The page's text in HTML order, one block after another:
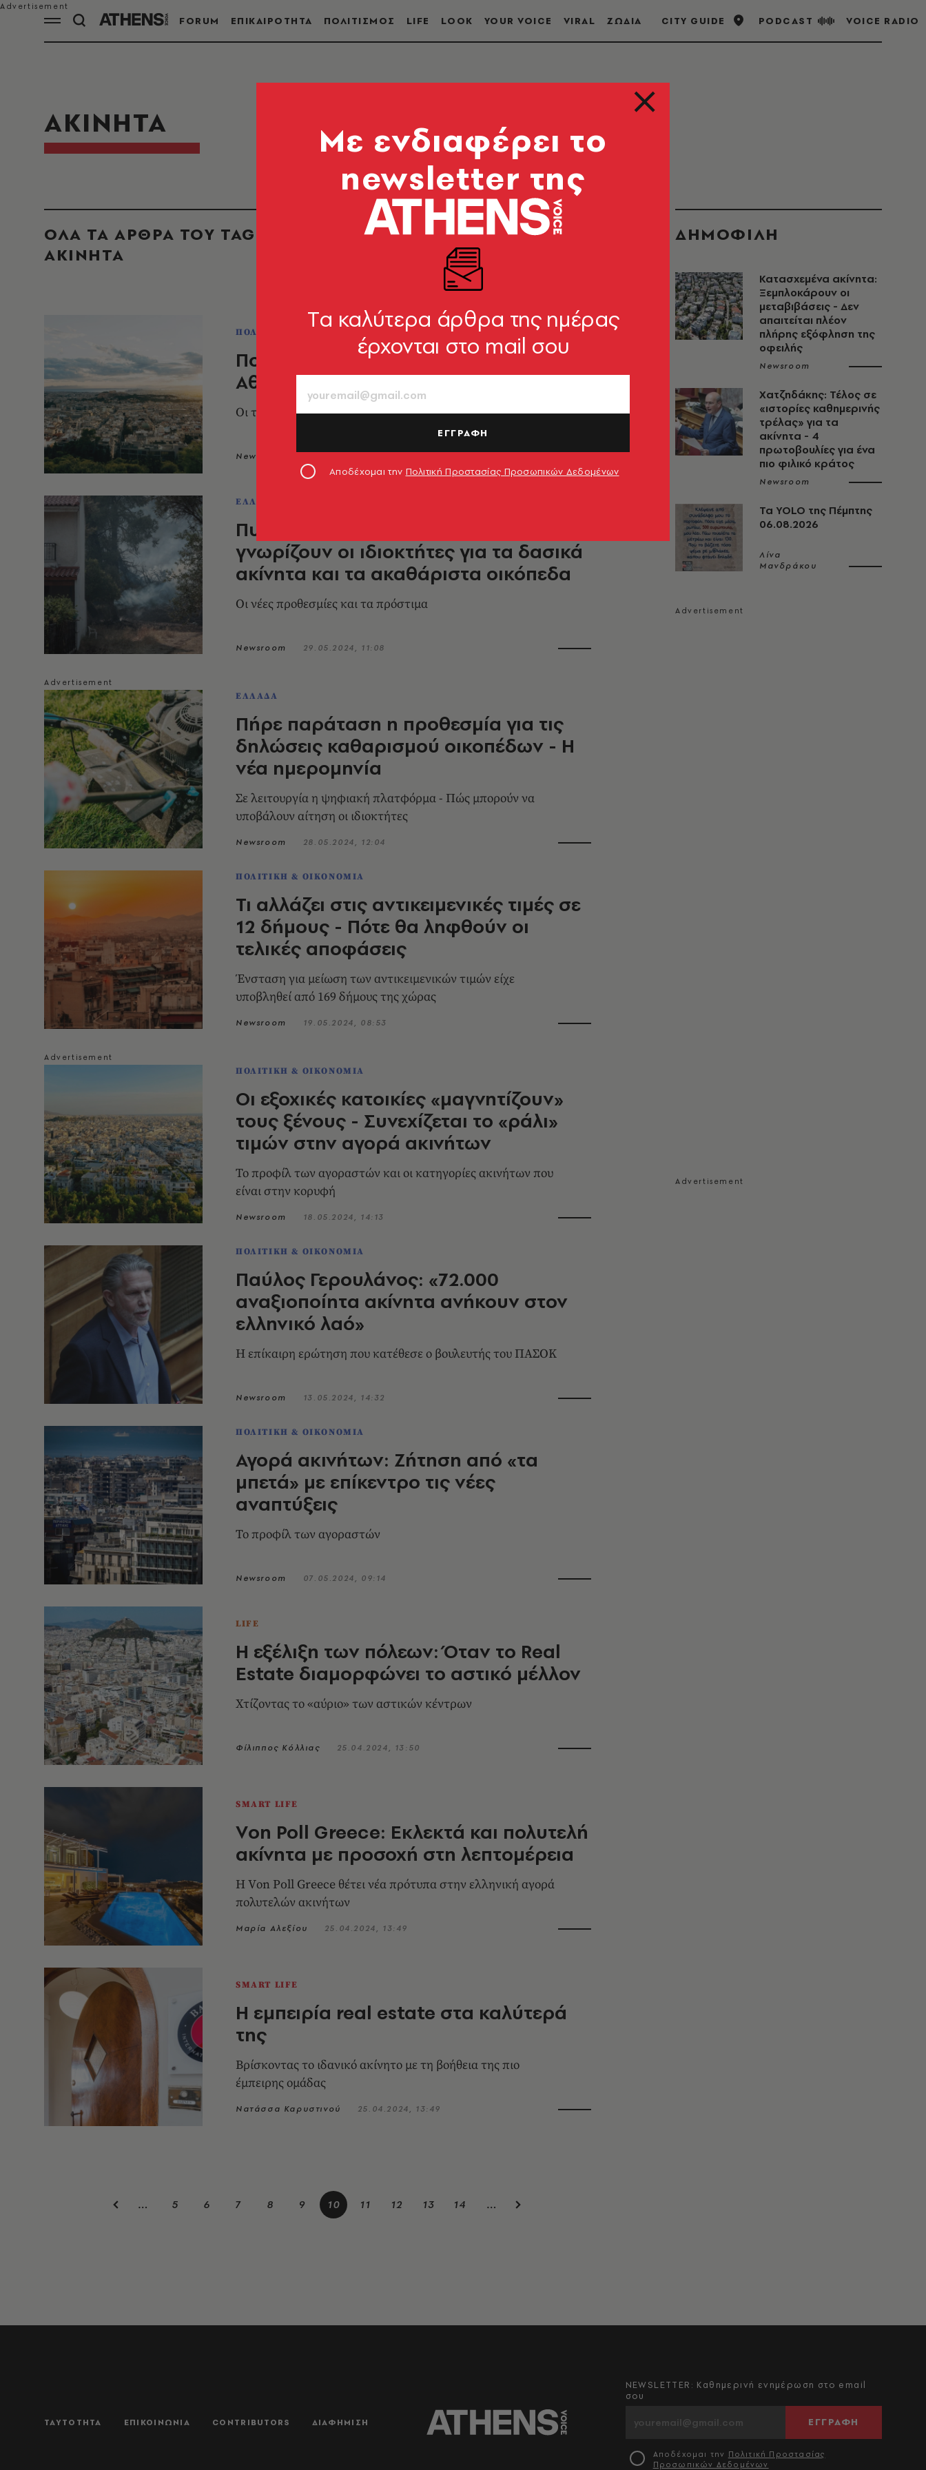
FORUM ΕΠΙΚΑΙΡΟΤΗΤΑ ΠΟΛΙΤΙΣΜΟΣ LIFE LOOK YOUR VOICE VIRAL ΖΩΔΙΑ CITY GUIDE PODCAST VOICE RADIO
ΑΚΙΝΗΤΑ
ΟΛΑ ΤΑ ΑΡΘΡΑ ΤΟΥ TAG
ΑΚΙΝΗΤΑ
ΠΟΛΙΤΙΚΗ & ΟΙΚΟΝΟΜΙΑ
Ποιες είναι οι πιο ακριβές περιοχές της
Αθήνας για αγορά κατοικίας
Οι τιμές των ακινήτων στις γειτονιές της πρωτεύουσας
Newsroom
ΕΛΛΑΔΑ
Πυροπροστασία: Τι πρέπει να
γνωρίζουν οι ιδιοκτήτες για τα δασικά
ακίνητα και τα ακαθάριστα οικόπεδα
Οι νέες προθεσμίες και τα πρόστιμα
Newsroom 29.05.2024, 11:08
ΕΛΛΑΔΑ
Πήρε παράταση η προθεσμία για τις
δηλώσεις καθαρισμού οικοπέδων - Η
νέα ημερομηνία
Σε λειτουργία η ψηφιακή πλατφόρμα - Πώς μπορούν να
υποβάλουν αίτηση οι ιδιοκτήτες
Newsroom 28.05.2024, 12:04
ΠΟΛΙΤΙΚΗ & ΟΙΚΟΝΟΜΙΑ
Τι αλλάζει στις αντικειμενικές τιμές σε
12 δήμους - Πότε θα ληφθούν οι
τελικές αποφάσεις
Ένσταση για μείωση των αντικειμενικών τιμών είχε
υποβληθεί από 169 δήμους της χώρας
Newsroom 19.05.2024, 08:53
ΠΟΛΙΤΙΚΗ & ΟΙΚΟΝΟΜΙΑ
Οι εξοχικές κατοικίες «μαγνητίζουν»
τους ξένους - Συνεχίζεται το «ράλι»
τιμών στην αγορά ακινήτων
Το προφίλ των αγοραστών και οι κατηγορίες ακινήτων που
είναι στην κορυφή
Newsroom 18.05.2024, 14:13
ΠΟΛΙΤΙΚΗ & ΟΙΚΟΝΟΜΙΑ
Παύλος Γερουλάνος: «72.000
αναξιοποίητα ακίνητα ανήκουν στον
ελληνικό λαό»
Η επίκαιρη ερώτηση που κατέθεσε ο βουλευτής του ΠΑΣΟΚ
Newsroom 13.05.2024, 14:32
ΠΟΛΙΤΙΚΗ & ΟΙΚΟΝΟΜΙΑ
Αγορά ακινήτων: Ζήτηση από «τα
μπετά» με επίκεντρο τις νέες
αναπτύξεις
Το προφίλ των αγοραστών
Newsroom 07.05.2024, 09:14
LIFE
Η εξέλιξη των πόλεων: Όταν το Real
Estate διαμορφώνει το αστικό μέλλον
Χτίζοντας το «αύριο» των αστικών κέντρων
Φίλιππος Κόλλιας 25.04.2024, 13:50
SMART LIFE
Vοn Poll Greece: Εκλεκτά και πολυτελή
ακίνητα με προσοχή στη λεπτομέρεια
Η Vοn Poll Greece θέτει νέα πρότυπα στην ελληνική αγορά
πολυτελών ακινήτων
Μαρία Αλεξίου 25.04.2024, 13:49
SMART LIFE
Η εμπειρία real estate στα καλύτερά
της
Βρίσκοντας το ιδανικό ακίνητο με τη βοήθεια της πιο
έμπειρης ομάδας
Νατάσσα Καρυστινού 25.04.2024, 13:49
… 5 6 7 8 9 10 11 12 13 14 …
ΔΗΜΟΦΙΛΗ
Κατασχεμένα ακίνητα:
Ξεμπλοκάρουν οι
μεταβιβάσεις - Δεν
απαιτείται πλέον
πλήρης εξόφληση της
οφειλής
Newsroom
Χατζηδάκης: Τέλος σε
«ιστορίες καθημερινής
τρέλας» για τα
ακίνητα - 4
πρωτοβουλίες για ένα
πιο φιλικό κράτος
Newsroom
Τα YOLO της Πέμπτης
06.08.2026
Λίνα
Μανδράκου
ΤΑΥΤΟΤΗΤΑ ΕΠΙΚΟΙΝΩΝΙΑ CONTRIBUTORS ΔΙΑΦΗΜΙΣΗ
NEWSLETTER: Καθημερινή ενημέρωση στο email
σου
ΕΓΓΡΑΦΗ
Αποδέχομαι την Πολιτική Προστασίας
Προσωπικών Δεδομένων
Mε ενδιαφέρει το
newsletter της
Tα καλύτερα άρθρα της ημέρας
έρχονται στο mail σου
ΕΓΓΡΑΦΗ
Αποδέχομαι την Πολιτική Προστασίας Προσωπικών Δεδομένων